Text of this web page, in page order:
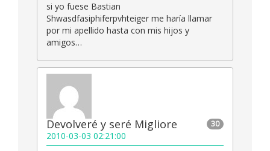
si yo fuese Bastian
Shwasdfasiphiferpvhteiger me haría llamar
por mi apellido hasta con mis hijos y
amigos…
30
Devolveré y seré Migliore
2010-03-03 02:21:00